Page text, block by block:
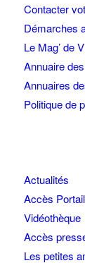
Contacter
Démarches
Le Mag’ de
Annuaire
Annuaires
Politique de
Actualités
Accès
Vidéothèque
Accès
Les petites